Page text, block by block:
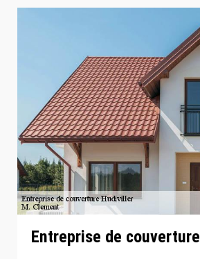
Entreprise de